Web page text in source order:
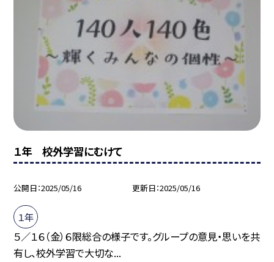
１年 校外学習にむけて
公開日 2025/05/16 更新日 2025/05/16
１年
５／１６（金）６限総合の様子です。グループの意見・思いを共
有し、校外学習で大切な...